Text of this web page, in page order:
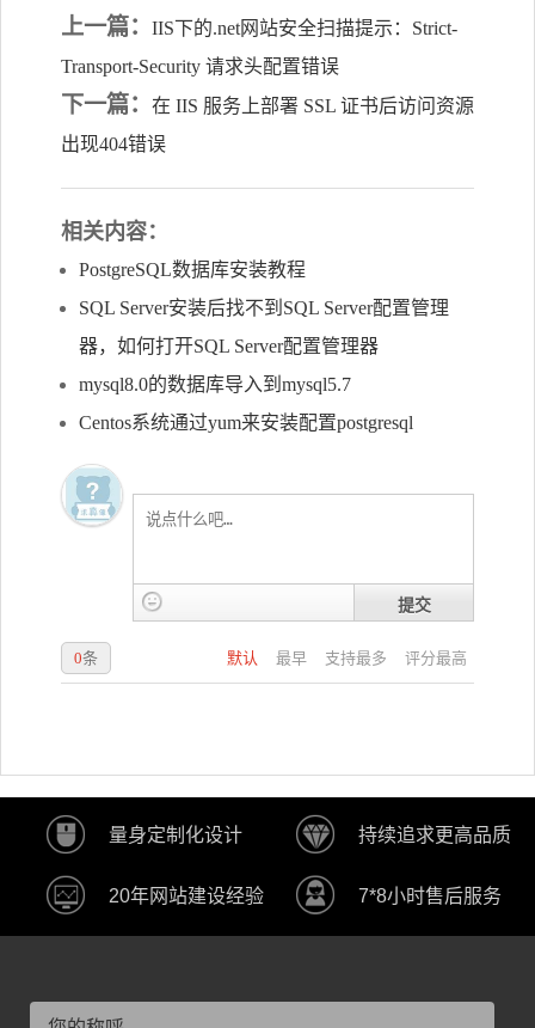
上一篇：
IIS下的.net网站安全扫描提示：Strict-
Transport-Security 请求头配置错误
下一篇：
在 IIS 服务上部署 SSL 证书后访问资源
出现404错误
相关内容：
PostgreSQL数据库安装教程
SQL Server安装后找不到SQL Server配置管理
器，如何打开SQL Server配置管理器
mysql8.0的数据库导入到mysql5.7
Centos系统通过yum来安装配置postgresql
提交
默认 最早 支持最多 评分最高
0条
量身定制化设计 持续追求更高品质
20年网站建设经验 7*8小时售后服务